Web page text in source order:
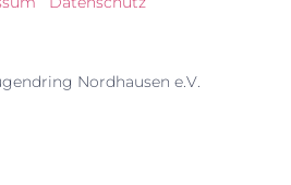
Nordhausen e.V.